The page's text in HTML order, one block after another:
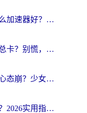
国外玩国服英雄联盟用什么加速器好？海外党亲测有效的国服游戏加速指南
在非洲玩魔兽世界怀旧服总卡？别慌，这份指南帮你丝滑开荒
海外党必看：玩国服卡到心态崩？少女前线云图计划加速器免费推荐+碧蓝航线足球世界流畅攻略
海外打LOL用哪个加速器？2026实用指南：从延迟到设备适配，一篇解决你的国服游戏痛点